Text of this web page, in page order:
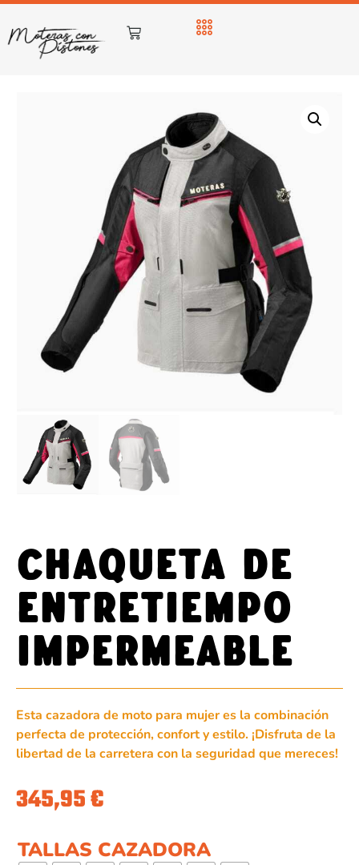
Chaqueta de
entretiempo
impermeable
Esta cazadora de moto para mujer es la combinación
perfecta de protección, confort y estilo. ¡Disfruta de la
libertad de la carretera con la seguridad que mereces!
345,95€
TALLAS CAZADORA